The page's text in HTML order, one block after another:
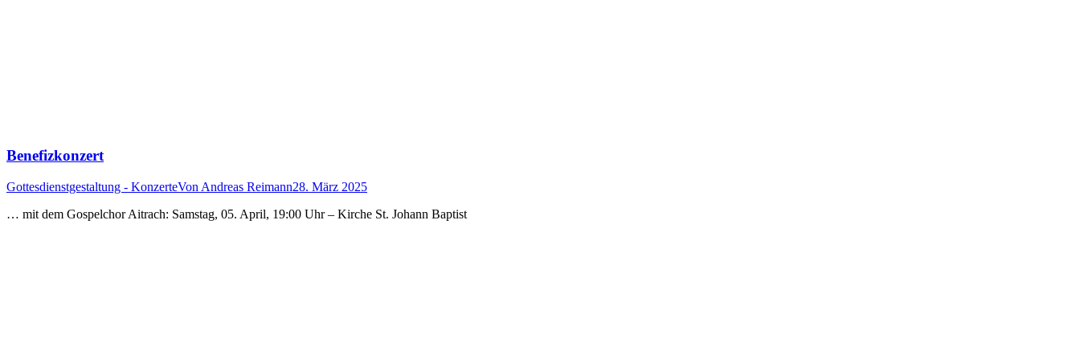
Benefizkonzert
Gottesdienstgestaltung - KonzerteVon Andreas Reimann28. März 2025
… mit dem Gospelchor Aitrach: Samstag, 05. April, 19:00 Uhr – Kirche St. Johann Baptist